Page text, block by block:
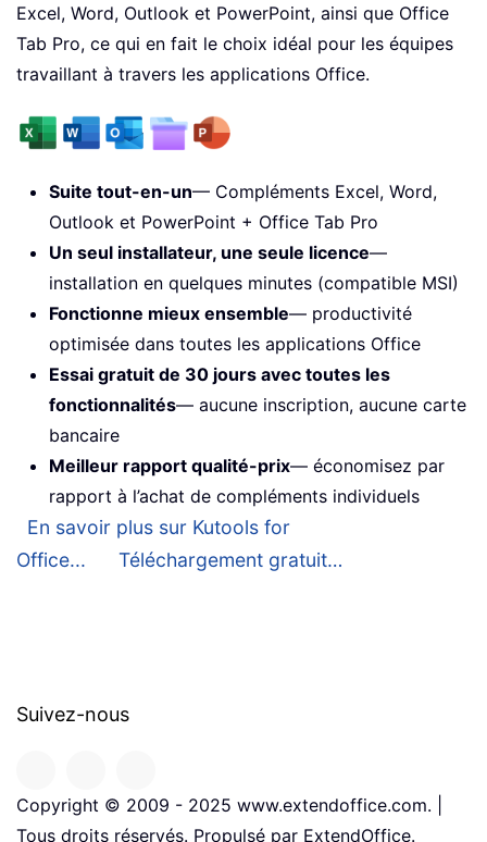
Excel, Word, Outlook et PowerPoint, ainsi que Office
Tab Pro, ce qui en fait le choix idéal pour les équipes
travaillant à travers les applications Office.
Suite tout-en-un— Compléments Excel, Word,
Outlook et PowerPoint + Office Tab Pro
Un seul installateur, une seule licence—
installation en quelques minutes (compatible MSI)
Fonctionne mieux ensemble— productivité
optimisée dans toutes les applications Office
Essai gratuit de 30 jours avec toutes les
fonctionnalités— aucune inscription, aucune carte
bancaire
Meilleur rapport qualité-prix— économisez par
rapport à l’achat de compléments individuels
En savoir plus sur Kutools for
Office...
Téléchargement gratuit…
Suivez-nous
Copyright © 2009 - 2025 www.extendoffice.com. |
Tous droits réservés. Propulsé par ExtendOffice.